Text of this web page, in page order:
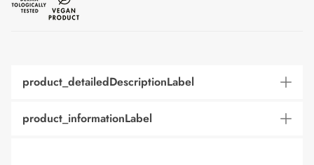
product_detailedDescriptionLabel
product_informationLabel